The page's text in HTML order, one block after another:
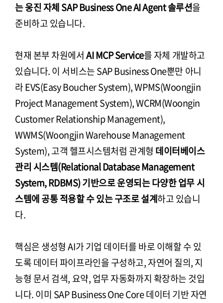
는 웅진 자체 SAP Business One AI Agent 솔루션을
준비하고 있습니다.
현재 본부 차원에서AI MCP Service를 자체 개발하고
있습니다. 이 서비스는 SAP Business One뿐만 아니
라 EVS(Easy Boucher System), WPMS(Woongjin
Project Management System), WCRM(Woongin
Customer Relationship Management),
WWMS(Woongjin Warehouse Management
System), 고객 헬프시스템처럼 관계형 데이터베이스
관리 시스템(Relational Database Management
System, RDBMS) 기반으로 운영되는 다양한 업무 시
스템에 공통 적용할 수 있는 구조로 설계하고 있습니
다.
핵심은 생성형 AI가 기업 데이터를 바로 이해할 수 있
도록 데이터 파이프라인을 구성하고, 자연어 질의, 지
능형 문서 검색, 요약, 업무 자동화까지 확장하는 것입
니다. 이미 SAP Business One Core 데이터 기반 자연